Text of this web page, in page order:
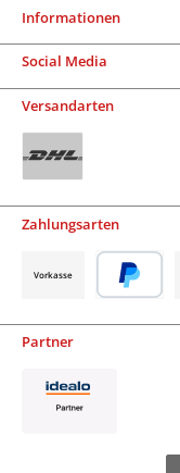
Informationen
Social Media
Versandarten
Zahlungsarten
Vorkasse
Partner